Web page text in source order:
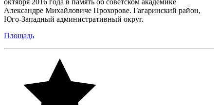
Александре Михайловиче Прохорове. Гагаринский район,
Юго-Западный административный округ.
Площадь